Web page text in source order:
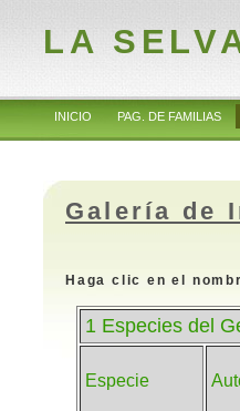
LA
INICIO PAG. DE FAMILIAS
Galería de
Haga clic en el
1 Especies del
Especie